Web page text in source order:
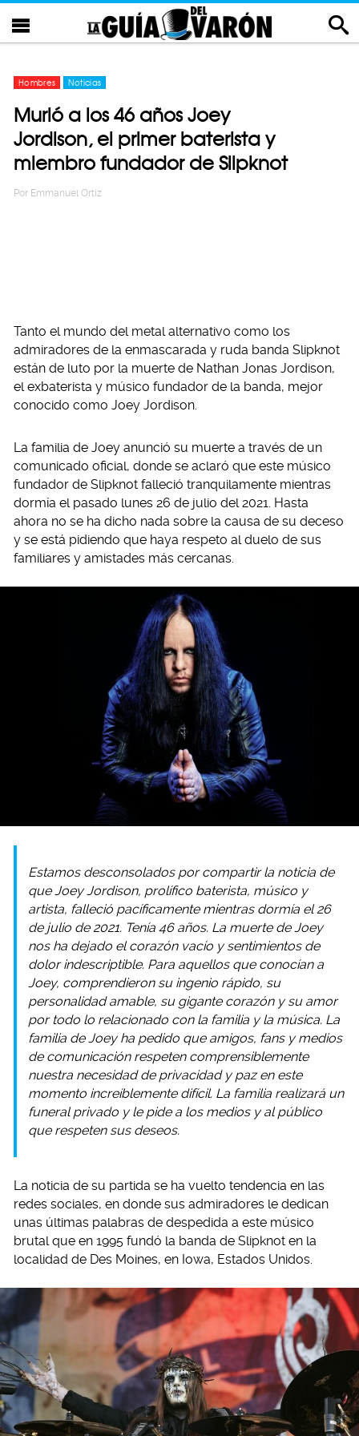
Hombres Noticias
Murió a los 46 años Joey
Jordison, el primer baterista y
miembro fundador de Slipknot
Por Emmanuel Ortiz
Tanto el mundo del metal alternativo como los
admiradores de la enmascarada y ruda banda Slipknot
están de luto por la muerte de Nathan Jonas Jordison,
el exbaterista y músico fundador de la banda, mejor
conocido como Joey Jordison.
La familia de Joey anunció su muerte a través de un
comunicado oficial, donde se aclaró que este músico
fundador de Slipknot falleció tranquilamente mientras
dormía el pasado lunes 26 de julio del 2021. Hasta
ahora no se ha dicho nada sobre la causa de su deceso
y se está pidiendo que haya respeto al duelo de sus
familiares y amistades más cercanas.
Estamos desconsolados por compartir la noticia de
que Joey Jordison, prolífico baterista, músico y
artista, falleció pacíficamente mientras dormía el 26
de julio de 2021. Tenía 46 años. La muerte de Joey
nos ha dejado el corazón vacío y sentimientos de
dolor indescriptible. Para aquellos que conocían a
Joey, comprendieron su ingenio rápido, su
personalidad amable, su gigante corazón y su amor
por todo lo relacionado con la familia y la música. La
familia de Joey ha pedido que amigos, fans y medios
de comunicación respeten comprensiblemente
nuestra necesidad de privacidad y paz en este
momento increíblemente difícil. La familia realizará un
funeral privado y le pide a los medios y al público
que respeten sus deseos.
La noticia de su partida se ha vuelto tendencia en las
redes sociales, en donde sus admiradores le dedican
unas últimas palabras de despedida a este músico
brutal que en 1995 fundó la banda de Slipknot en la
localidad de Des Moines, en Iowa, Estados Unidos.